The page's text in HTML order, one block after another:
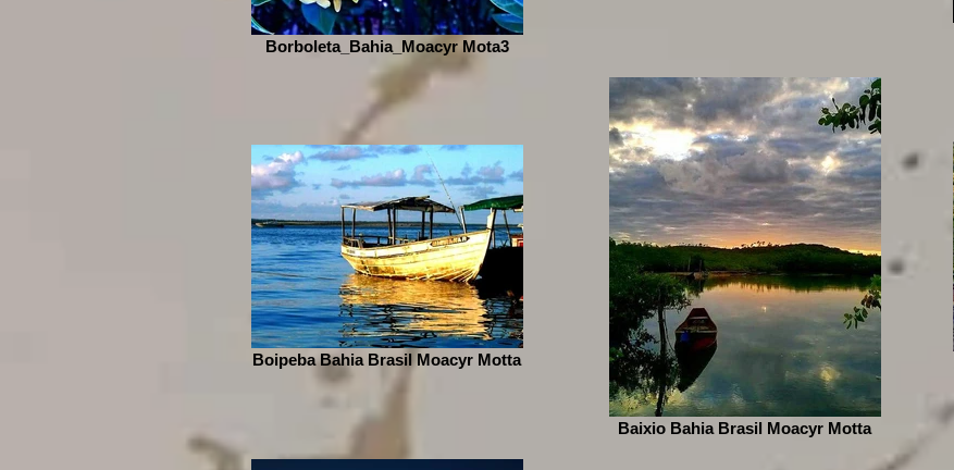
Borboleta_Bahia_Moacyr Mota3
Boipeba Bahia Brasil Moacyr Motta
Baixio Bahia Brasil Moacyr Motta